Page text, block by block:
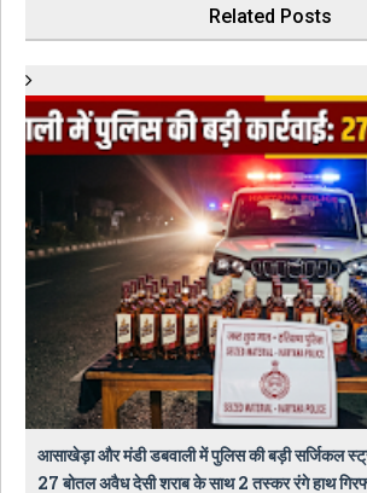
Related Posts
आसाखेड़ा और मंडी डबवाली में पुलिस की बड़ी सर्जिकल
27 बोतल अवैध देसी शराब के साथ 2 तस्कर रंगे हाथ